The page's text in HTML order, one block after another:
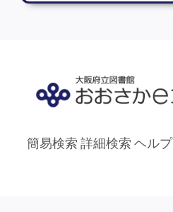
簡易検索 詳細検索 ヘルプ